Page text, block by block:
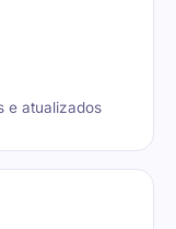
e atualizados